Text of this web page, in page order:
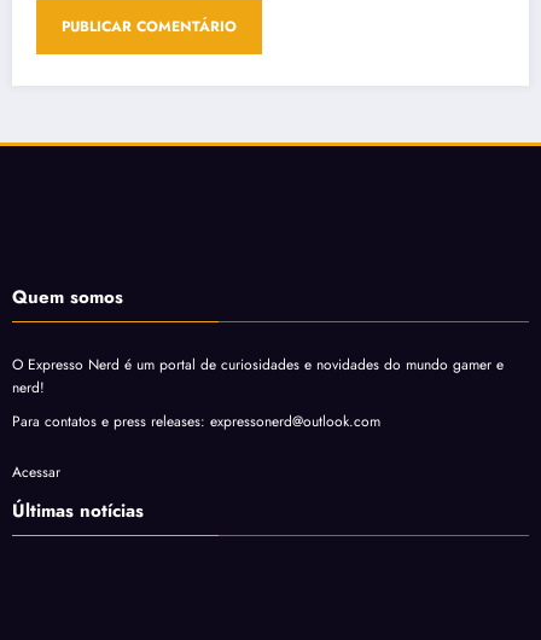
Quem somos
O Expresso Nerd é um portal de curiosidades e novidades do mundo gamer e
nerd!
Para contatos e press releases: expressonerd@outlook.com
Acessar
Últimas notícias